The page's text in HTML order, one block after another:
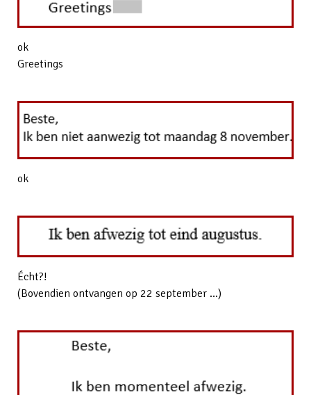
ok
Greetings
ok
Écht?!
(Bovendien ontvangen op 22 september …)